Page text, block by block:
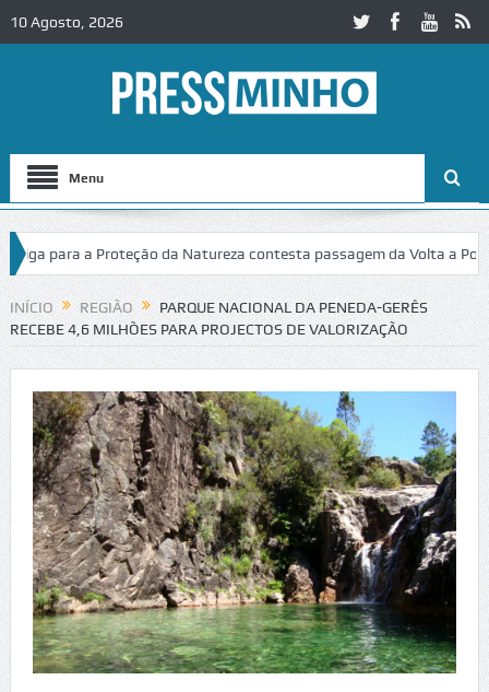
10 Agosto, 2026
Menu
para a Proteção da Natureza contesta passagem da Volta a Portugal
de Cerveira assegura financiamento para restauro integral
INÍCIO REGIÃO
PARQUE NACIONAL DA PENEDA-GERÊS
RECEBE 4,6 MILHÕES PARA PROJECTOS DE VALORIZAÇÃO